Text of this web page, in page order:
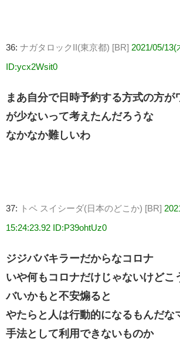
36: ナガタロックII(東京都) [BR] 2021/05/13(
ID:ycx2Wsit0
まあ自分で日時予約する方式の方が
が少ないって考えたんだろうな
なかなか難しいわ
37: トペ スイシーダ(日本のどこか) [BR]
15:24:23.92 ID:P39ohtUz0
ジジババキラーだからなコロナ
いや何もコロナだけじゃないけどこ
バいかもと不安煽ると
やたらと人は行動的になるもんだな
手法として利用できないものか